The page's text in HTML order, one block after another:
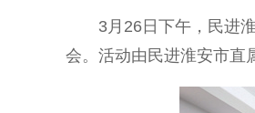
3月26日下午，民进淮
会。活动由民进淮安市直